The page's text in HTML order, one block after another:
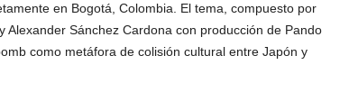
en Bogotá, Colombia. El tema, compuesto por
Alexander Sánchez Cardona con producción de Pando
como metáfora de colisión cultural entre Japón y